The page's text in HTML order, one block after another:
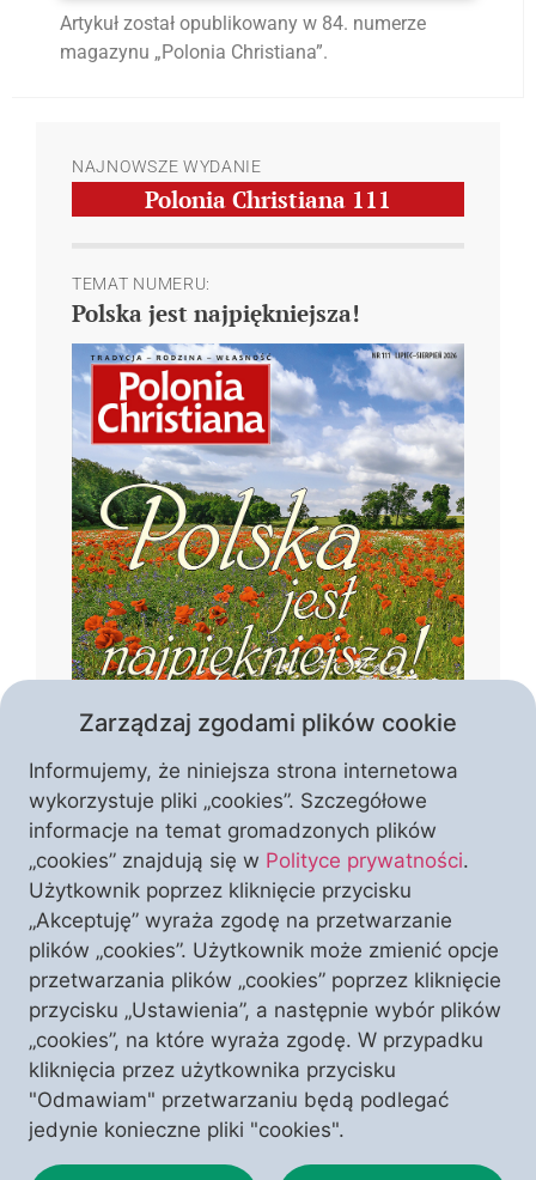
Artykuł został opublikowany w 84. numerze
magazynu „Polonia Christiana”.
NAJNOWSZE WYDANIE
Polonia Christiana 111
TEMAT NUMERU:
Polska jest najpiękniejsza!
Czym jest piękno Polski? Czy tworzą je
wyłącznie krajobrazy i zabytki, czy może
przede wszystkim wiara, kultura i
historia, które przez stulecia
kształtowały naszą narodową
tożsamość? W temacie numeru autorzy
pokazują Polskę jako wspólnotę
zakorzenioną w chrześcijaństwie,
przypominając o jej duchowym
dziedzictwie, wyjątkowej kulturze i
WESPRZYJ NAS
I ODBIERZ TEN NUMER
Zarządzaj zgodami plików cookie
Informujemy, że niniejsza strona internetowa
wykorzystuje pliki „cookies”. Szczegółowe
informacje na temat gromadzonych plików
„cookies” znajdują się w Polityce prywatności.
Użytkownik poprzez kliknięcie przycisku
„Akceptuję” wyraża zgodę na przetwarzanie
plików „cookies”. Użytkownik może zmienić opcje
przetwarzania plików „cookies” poprzez kliknięcie
przycisku „Ustawienia”, a następnie wybór plików
„cookies”, na które wyraża zgodę. W przypadku
kliknięcia przez użytkownika przycisku
"Odmawiam" przetwarzaniu będą podlegać
jedynie konieczne pliki "cookies".